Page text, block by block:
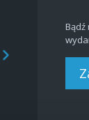
Bądź